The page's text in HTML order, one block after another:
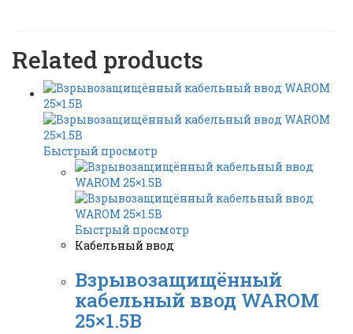
Related products
Быстрый просмотр
Быстрый просмотр
Кабельный ввод
Взрывозащищённый
кабельный ввод WAROM
25×1.5B